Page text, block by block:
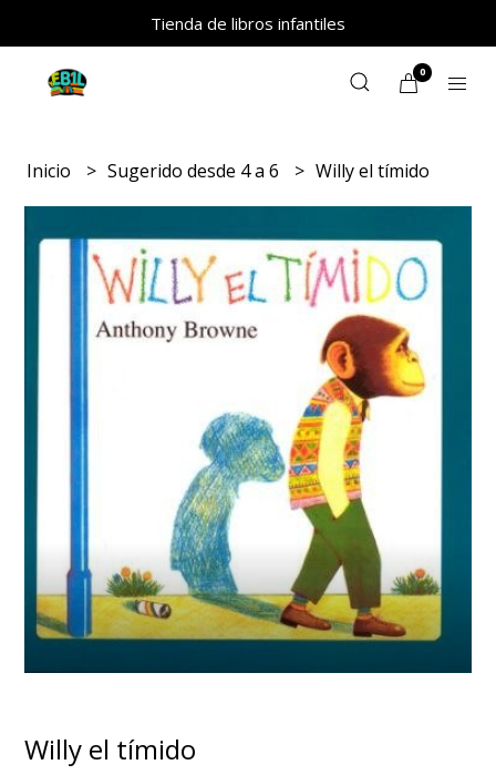
Tienda de libros infantiles
0
Inicio Sugerido desde 4 a 6 Willy el tímido
Willy el tímido